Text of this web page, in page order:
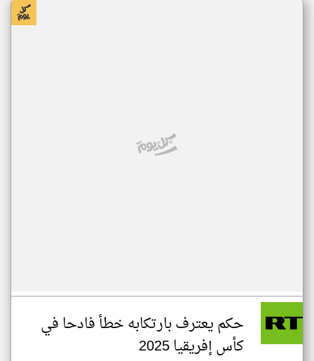
حكم يعترف بارتكابه خطأ فادحا في
كأس إفريقيا 2025